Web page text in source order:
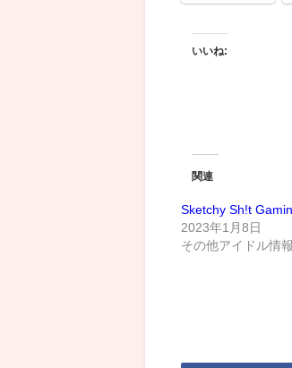
いいね:
関連
Sketchy Sh!t
2023年1月8日
その他アイドル情報